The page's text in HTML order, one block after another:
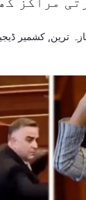
ترین کشمیر